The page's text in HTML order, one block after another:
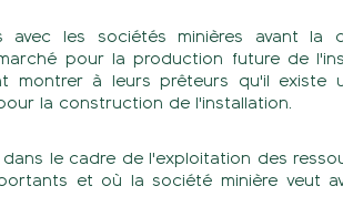
avec les sociétés minières avant la
pour la production future de
montrer à leurs prêteurs qu'il existe
la construction de l'installation.
le cadre de l'exploitation des
et où la société minière veut